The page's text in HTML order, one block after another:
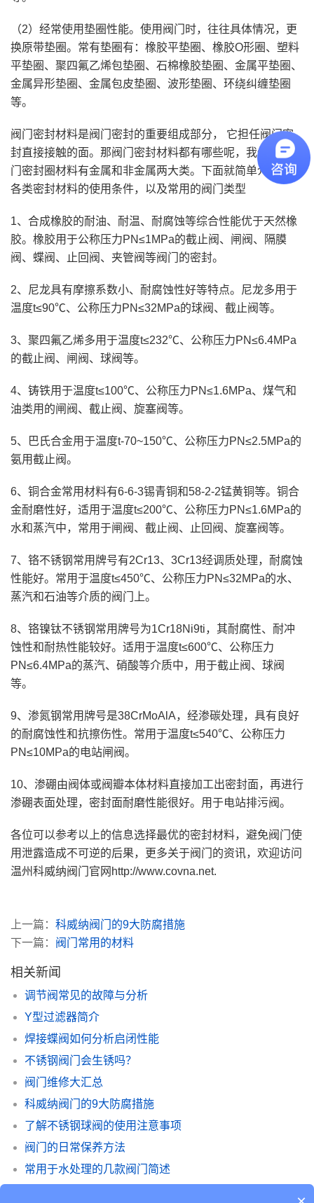
（2）经常使用垫圈性能。使用阀门时，往往具体情况，更
换原带垫圈。常有垫圈有：橡胶平垫圈、橡胶O形圈、塑料
平垫圈、聚四氟乙烯包垫圈、石棉橡胶垫圈、金属平垫圈、
金属异形垫圈、金属包皮垫圈、波形垫圈、环绕纠缠垫圈
等。
阀门密封材料是阀门密封的重要组成部分， 它担任阀门密
封直接接触的面。那阀门密封材料都有哪些呢，我们知道阀
门密封圈材料有金属和非金属两大类。下面就简单介绍一下
各类密封材料的使用条件，以及常用的阀门类型
1、合成橡胶的耐油、耐温、耐腐蚀等综合性能优于天然橡
胶。橡胶用于公称压力PN≤1MPa的截止阀、闸阀、隔膜
阀、蝶阀、止回阀、夹管阀等阀门的密封。
2、尼龙具有摩擦系数小、耐腐蚀性好等特点。尼龙多用于
温度t≤90℃、公称压力PN≤32MPa的球阀、截止阀等。
3、聚四氟乙烯多用于温度t≤232℃、公称压力PN≤6.4MPa
的截止阀、闸阀、球阀等。
4、铸铁用于温度t≤100℃、公称压力PN≤1.6MPa、煤气和
油类用的闸阀、截止阀、旋塞阀等。
5、巴氏合金用于温度t-70~150℃、公称压力PN≤2.5MPa的
氨用截止阀。
6、铜合金常用材料有6-6-3锡青铜和58-2-2锰黄铜等。铜合
金耐磨性好，适用于温度t≤200℃、公称压力PN≤1.6MPa的
水和蒸汽中，常用于闸阀、截止阀、止回阀、旋塞阀等。
7、铬不锈钢常用牌号有2Cr13、3Cr13经调质处理，耐腐蚀
性能好。常用于温度t≤450℃、公称压力PN≤32MPa的水、
蒸汽和石油等介质的阀门上。
8、铬镍钛不锈钢常用牌号为1Cr18Ni9ti，其耐腐性、耐冲
蚀性和耐热性能较好。适用于温度t≤600℃、公称压力
PN≤6.4MPa的蒸汽、硝酸等介质中，用于截止阀、球阀
等。
9、渗氮钢常用牌号是38CrMoAlA，经渗碳处理，具有良好
的耐腐蚀性和抗擦伤性。常用于温度t≤540℃、公称压力
PN≤10MPa的电站闸阀。
10、渗硼由阀体或阀瓣本体材料直接加工出密封面，再进行
渗硼表面处理，密封面耐磨性能很好。用于电站排污阀。
各位可以参考以上的信息选择最优的密封材料，避免阀门使
用泄露造成不可逆的后果，更多关于阀门的资讯，欢迎访问
温州科威纳阀门官网http://www.covna.net.
上一篇： 科威纳阀门的9大防腐措施
下一篇： 阀门常用的材料
相关新闻
调节阀常见的故障与分析
Y型过滤器简介
焊接蝶阀如何分析启闭性能
不锈钢阀门会生锈吗？
阀门维修大汇总
科威纳阀门的9大防腐措施
了解不锈钢球阀的使用注意事项
阀门的日常保养方法
常用于水处理的几款阀门简述